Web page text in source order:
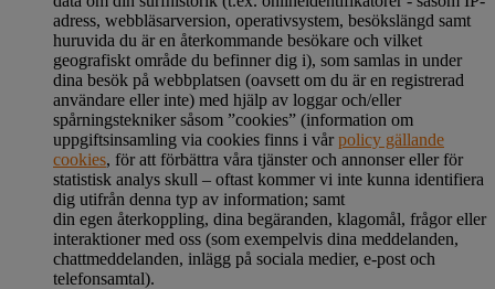
adress, webbläsarversion, operativsystem, besökslängd samt
huruvida du är en återkommande besökare och vilket
geografiskt område du befinner dig i), som samlas in under
dina besök på webbplatsen (oavsett om du är en registrerad
användare eller inte) med hjälp av loggar och/eller
spårningstekniker såsom ”cookies” (information om
uppgiftsinsamling via cookies finns i vårpolicy gällande
cookies, för att förbättra våra tjänster och annonser eller för
statistisk analys skull – oftast kommer vi inte kunna identifiera
dig utifrån denna typ av information; samt
din egen återkoppling, dina begäranden, klagomål, frågor eller
interaktioner med oss (som exempelvis dina meddelanden,
chattmeddelanden, inlägg på sociala medier, e-post och
telefonsamtal).